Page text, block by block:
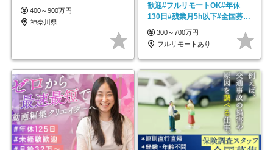
400～900万円
神奈川県
歓迎#フルリモートOK#年休
130日#残業月5h以下#全国募集
#最大1年の研修
300～700万円
フルリモートあり